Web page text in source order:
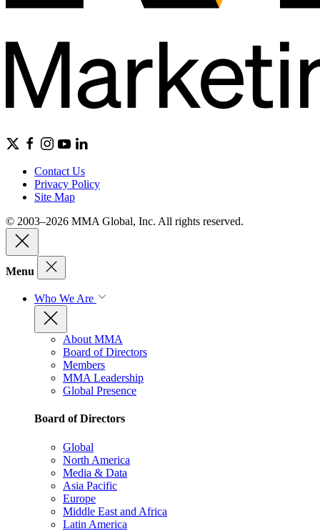
Contact Us
Privacy Policy
Site Map
© 2003–2026 MMA Global, Inc. All rights reserved.
Menu
Who We Are
About MMA
Board of Directors
Members
MMA Leadership
Global Presence
Board of Directors
Global
North America
Media & Data
Asia Pacific
Europe
Middle East and Africa
Latin America